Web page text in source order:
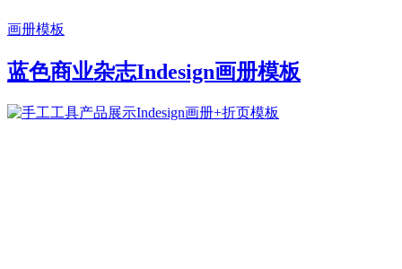
画册模板
蓝色商业杂志Indesign画册模板